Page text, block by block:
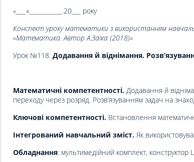
«____ »___________.20___ року
Конспект уроку математики з використанням
«Математика. Автор А.Заїка (2018)»
Урок №118. Додавання й віднімання.
Математичні компетентності. Додавання й
переходу через розряд. Розв’язуванням задач на
Ключові компетентності. Встановлення
Інтегрований навчальний зміст. Як
Обладнання: мультимедійний комплект, конструктор